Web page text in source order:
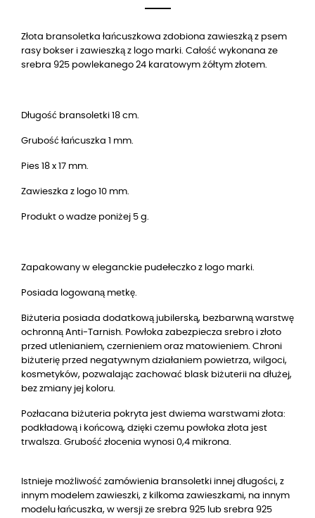
Złota bransoletka łańcuszkowa zdobiona zawieszką z psem
rasy bokser i zawieszką z logo marki. Całość wykonana ze
srebra 925 powlekanego 24 karatowym żółtym złotem.
Długość bransoletki 18 cm.
Grubość łańcuszka 1 mm.
Pies 18 x 17 mm.
Zawieszka z logo 10 mm.
Produkt o wadze poniżej 5 g.
Zapakowany w eleganckie pudełeczko z logo marki.
Posiada logowaną metkę.
Biżuteria posiada dodatkową jubilerską, bezbarwną warstwę
ochronną Anti-Tarnish. Powłoka zabezpiecza srebro i złoto
przed utlenianiem, czernieniem oraz matowieniem. Chroni
biżuterię przed negatywnym działaniem powietrza, wilgoci,
kosmetyków, pozwalając zachować blask biżuterii na dłużej,
bez zmiany jej koloru.
Pozłacana biżuteria pokryta jest dwiema warstwami złota:
podkładową i końcową, dzięki czemu powłoka złota jest
trwalsza. Grubość złocenia wynosi 0,4 mikrona.
Istnieje możliwość zamówienia bransoletki innej długości, z
innym modelem zawieszki, z kilkoma zawieszkami, na innym
modelu łańcuszka, w wersji ze srebra 925 lub srebra 925